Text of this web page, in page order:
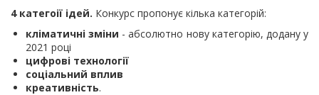
4 категоії ідей. Конкурс пропонує кілька категорій:
кліматичні зміни - абсолютно нову категорію, додану у
2021 році
цифрові технології
соціальний вплив
креативність.